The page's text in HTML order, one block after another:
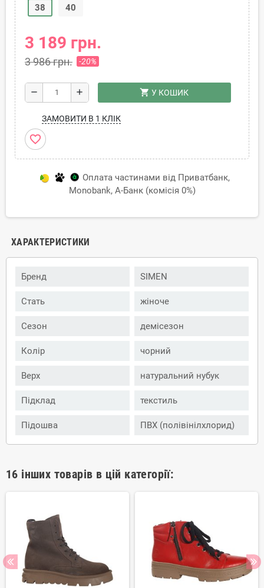
38
40
3 189 грн.
3 986 грн. -20%
remove add shopping_cart У КОШИК
ЗАМОВИТИ В 1 КЛІК
favorite_border
Оплата частинами від Приватбанк,
Monobank, А-Банк (комісія 0%)
ХАРАКТЕРИСТИКИ
Бренд SIMEN
Стать жіноче
Сезон демісезон
Колір чорний
Верх натуральний нубук
Підклад текстиль
Підошва ПВХ (полівінілхлорид)
16 інших товарів в цій категорії: